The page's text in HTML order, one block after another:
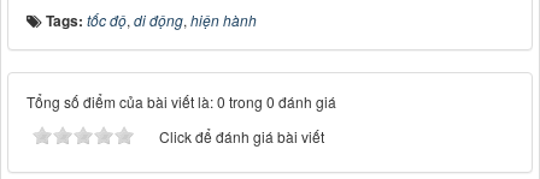
Tags: tốc độ, di động, hiện hành
Tổng số điểm của bài viết là: 0 trong 0 đánh giá
Click để đánh giá bài viết